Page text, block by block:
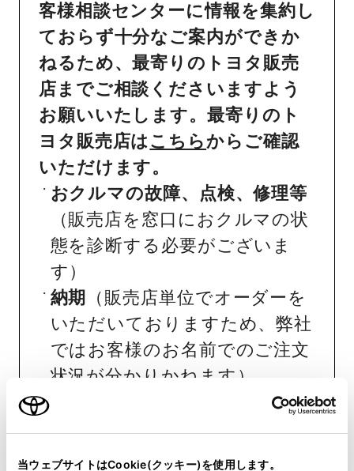
当ウェブサイトはCookie(クッキー)を使用します。
客様相談センターに情報を集約し
ておらず十分なご案内ができか
ねるため、最寄りのトヨタ販売
店までご相談くださいますよう
お願いいたします。最寄りのト
ヨタ販売店はこちら からご確認
いただけます。
おクルマの故障、点検、修理等
（販売店を窓口におクルマの状
態を診断する必要がございま
す）
納期
（販売店単位でオーダーを
いただいておりますため、弊社
ではお客様のお名前でのご注文
状況が分かりかねます）
純正部品の品番、価格、取り付
け工賃等の詳細情報（部品の販
売、取り付け等は販売店を窓口